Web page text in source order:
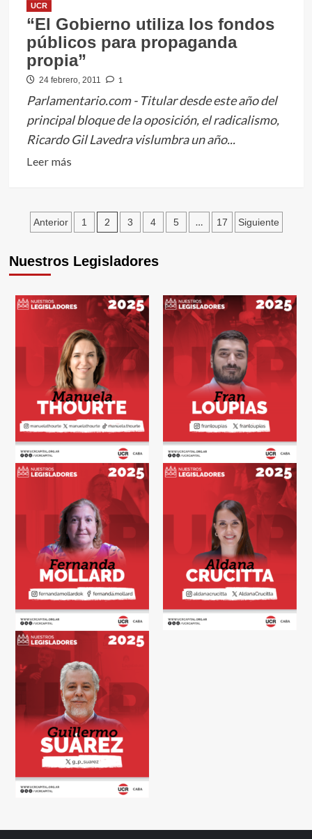
UCR
“El Gobierno utiliza los fondos
públicos para propaganda
propia”
24 febrero, 2011 1
Parlamentario.com - Titular desde este año del
principal bloque de la oposición, el radicalismo,
Ricardo Gil Lavedra vislumbra un año...
Leer másLeer
“El
Gobierno
los
públicos
para
propaganda
propia”
Paginación
entradas
Anterior 1 2 3 4 5 … 17 Siguiente
Nuestros Legisladores